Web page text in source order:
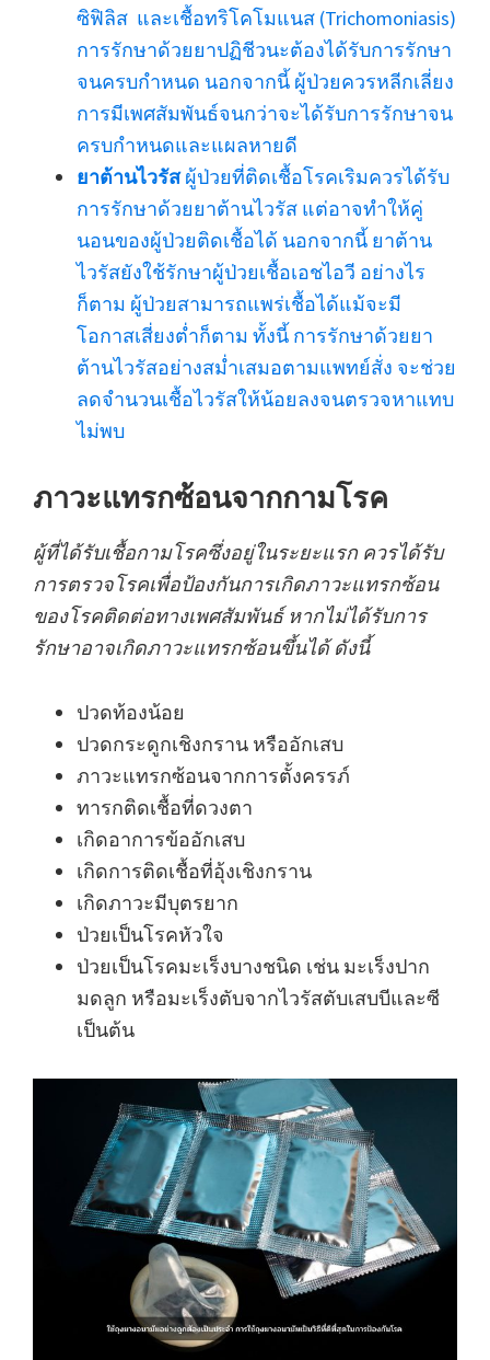
ซิฟิลิส และเชื้อทริโคโมแนส (Trichomoniasis)
การรักษาด้วยยาปฏิชีวนะต้องได้รับการรักษา
จนครบกำหนด นอกจากนี้ ผู้ป่วยควรหลีกเลี่ยง
การมีเพศสัมพันธ์จนกว่าจะได้รับการรักษาจน
ครบกำหนดและแผลหายดี
ยาต้านไวรัสผู้ป่วยที่ติดเชื้อโรคเริมควรได้รับ
การรักษาด้วยยาต้านไวรัส แต่อาจทำให้คู่
นอนของผู้ป่วยติดเชื้อได้ นอกจากนี้ ยาต้าน
ไวรัสยังใช้รักษาผู้ป่วยเชื้อเอชไอวี อย่างไร
ก็ตาม ผู้ป่วยสามารถแพร่เชื้อได้แม้จะมี
โอกาสเสี่ยงต่ำก็ตาม ทั้งนี้ การรักษาด้วยยา
ต้านไวรัสอย่างสม่ำเสมอตามแพทย์สั่ง จะช่วย
ลดจำนวนเชื้อไวรัสให้น้อยลงจนตรวจหาแทบ
ไม่พบ
ภาวะแทรกซ้อนจากกามโรค
ผู้ที่ได้รับเชื้อกามโรคซึ่งอยู่ในระยะแรก ควรได้รับ
การตรวจโรคเพื่อป้องกันการเกิดภาวะแทรกซ้อน
ของโรคติดต่อทางเพศสัมพันธ์ หากไม่ได้รับการ
รักษาอาจเกิดภาวะแทรกซ้อนขึ้นได้ ดังนี้
ปวดท้องน้อย
ปวดกระดูกเชิงกราน หรืออักเสบ
ภาวะแทรกซ้อนจากการตั้งครรภ์
ทารกติดเชื้อที่ดวงตา
เกิดอาการข้ออักเสบ
เกิดการติดเชื้อที่อุ้งเชิงกราน
เกิดภาวะมีบุตรยาก
ป่วยเป็นโรคหัวใจ
ป่วยเป็นโรคมะเร็งบางชนิด เช่น มะเร็งปาก
มดลูก หรือมะเร็งตับจากไวรัสตับเสบบีและซี
เป็นต้น